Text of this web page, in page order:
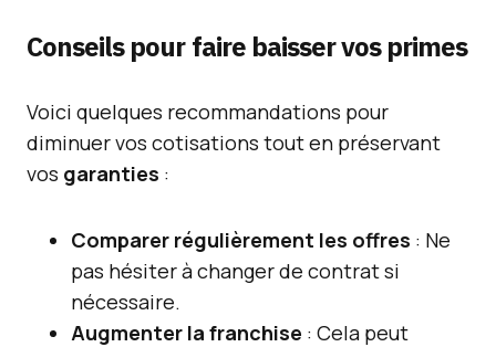
Conseils pour faire baisser vos primes
Voici quelques recommandations pour
diminuer vos cotisations tout en préservant
vos garanties :
Comparer régulièrement les offres : Ne
pas hésiter à changer de contrat si
nécessaire.
Augmenter la franchise : Cela peut